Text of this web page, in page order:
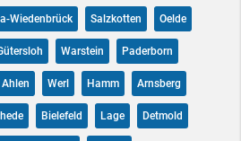
Wiedenbrück Salzkotten Oelde
Warstein Paderborn
Ahlen Werl Hamm Arnsberg
Bielefeld Lage Detmold